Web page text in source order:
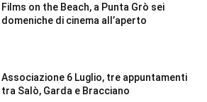
Films on the Beach, a Punta Grò sei
domeniche di cinema all’aperto
Associazione 6 Luglio, tre appuntamenti
tra Salò, Garda e Bracciano